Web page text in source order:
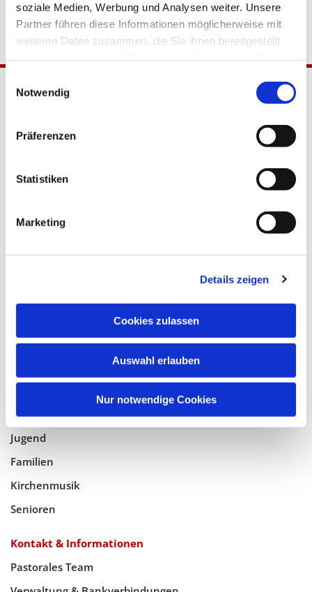
soziale Medien, Werbung und Analysen weiter. Unsere
Partner führen diese Informationen möglicherweise mit
weiteren Daten zusammen, die Sie ihnen bereitgestellt
Notwendig
Präferenzen
Statistiken
Marketing
Details zeigen
Cookies zulassen
Auswahl erlauben
Nur notwendige Cookies
Tempelhof-Buckow
Gottesdienste
Taufe, Kommunion & Trauung
Pfarreileben
Jugend
Familien
Kirchenmusik
Senioren
Kontakt & Informationen
Pastorales Team